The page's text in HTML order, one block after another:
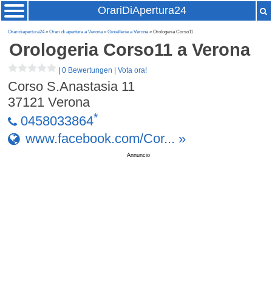
OrariDiApertura24
Oraridiapertura24»Orari di apertura a Verona»Gioiellerie a Verona» Orologeria Corso11
Orologeria Corso11 a Verona
|0 Bewertungen |Vota ora!
Corso S.Anastasia 11
37121 Verona
0458033864*
www.facebook.com/Cor... »
Annuncio